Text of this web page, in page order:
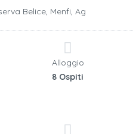
Belice, Menfi, Ag
Alloggio
8 Ospiti